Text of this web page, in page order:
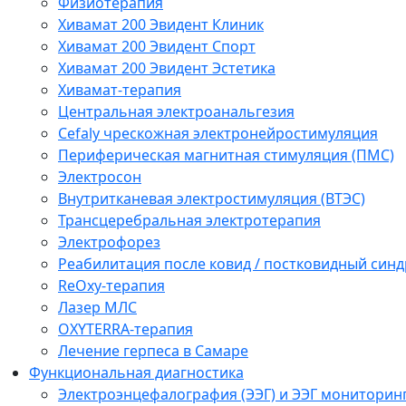
Хивамат 200 Эвидент Клиник
Хивамат 200 Эвидент Спорт
Хивамат 200 Эвидент Эстетика
Хивамат-терапия
Центральная электроанальгезия
Cefaly чреcкожная электронейростимуляция
Периферическая магнитная стимуляция (ПМС)
Электросон
Внутритканевая электростимуляция (ВТЭС)
Трансцеребральная электротерапия
Электрофорез
Реабилитация после ковид / постковидный
ReOxy-терапия
Лазер МЛС
OXYTERRA-терапия
Лечение герпеса в Самаре
Функциональная диагностика
Электроэнцефалография (ЭЭГ) и ЭЭГ